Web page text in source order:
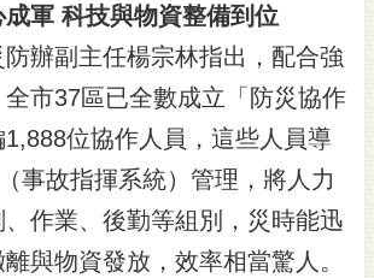
成軍 科技與物資整備到位
辦副主任楊宗林指出，配合強
市37區已全數成立「防災協作
位協作人員，這些人員導
事故指揮系統）管理，將人力
作業、後勤等組別，災時能迅
與物資發放，效率相當驚人。